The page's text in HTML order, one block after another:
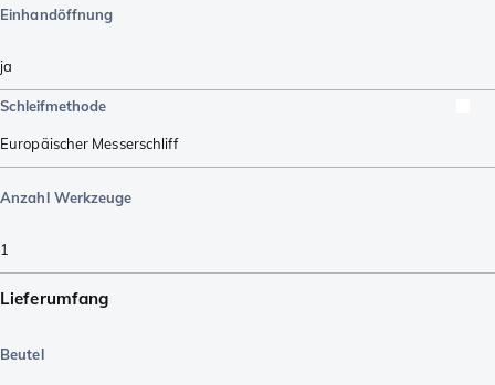
Einhandöffnung
ja
Schleifmethode
Europäischer Messerschliff
Anzahl Werkzeuge
1
Lieferumfang
Beutel